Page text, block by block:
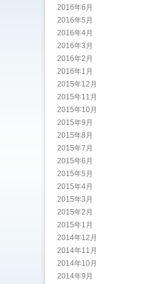
2016年6月
2016年5月
2016年4月
2016年3月
2016年2月
2016年1月
2015年12月
2015年11月
2015年10月
2015年9月
2015年8月
2015年7月
2015年6月
2015年5月
2015年4月
2015年3月
2015年2月
2015年1月
2014年12月
2014年11月
2014年10月
2014年9月